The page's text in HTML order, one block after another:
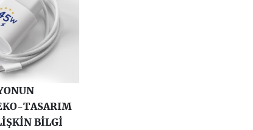
TASARIM
BİLGİ